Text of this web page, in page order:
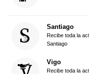
Santiago
Recibe toda la
Santiago
Vigo
Recibe toda la